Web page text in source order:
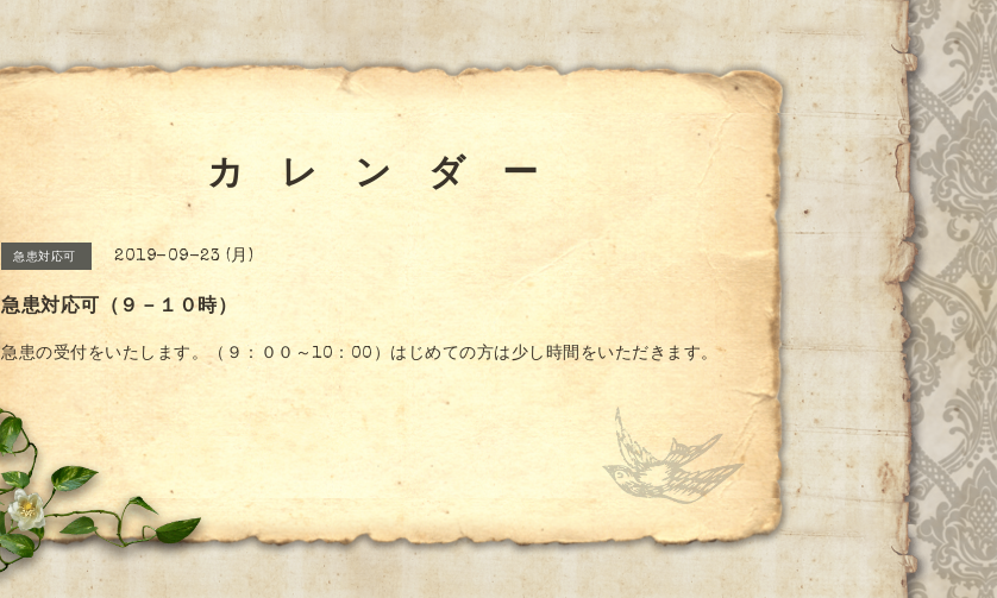
カ レ ン ダ ー
急患対応可 2019-09-23 (月)
急患対応可（９－１０時）
急患の受付をいたします。（９：００～10：00）はじめての方は少し時間をいただきます。